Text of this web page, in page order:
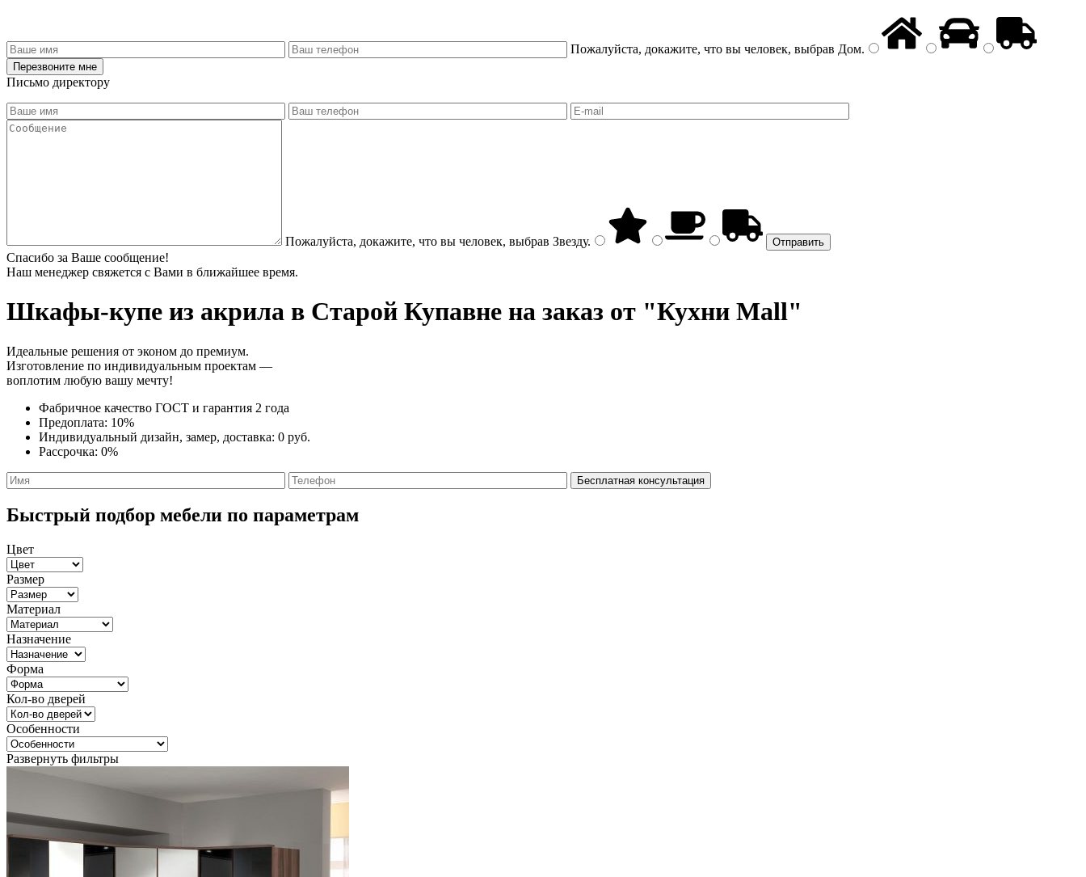
Пожалуйста, докажите, что вы человек, выбрав Дом.
Письмо директору
Пожалуйста, докажите, что вы человек, выбрав Звезду.
Спасибо за Ваше сообщение!
Наш менеджер свяжется с Вами в ближайшее время.
Шкафы-купе из акрила в Старой Купавне на заказ от "Кухни Mall"
Идеальные решения от эконом до премиум.
Изготовление по индивидуальным проектам —
воплотим любую вашу мечту!
Фабричное качество ГОСТ и гарантия 2 года
Предоплата: 10%
Индивидуальный дизайн, замер, доставка: 0 руб.
Рассрочка: 0%
Быстрый подбор мебели по параметрам
Цвет
Размер
Материал
Назначение
Форма
Кол-во дверей
Особенности
Развернуть фильтры